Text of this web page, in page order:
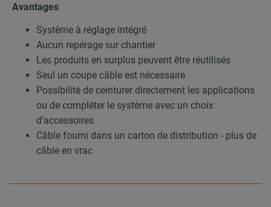
Avantages
Système à réglage intégré
Aucun repérage sur chantier
Les produits en surplus peuvent être réutilisés
Seul un coupe câble est nécessaire
Possibilité de ceinturer directement les applications
ou de compléter le système avec un choix
d’accessoires
Câble fourni dans un carton de distribution - plus de
câble en vrac